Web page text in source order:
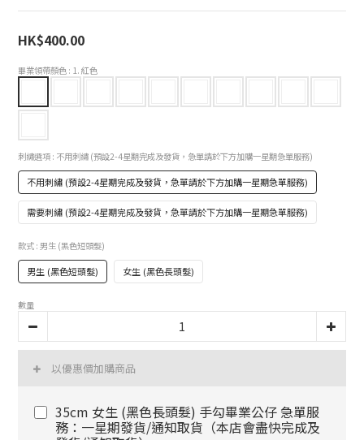
HK$400.00
畢業領帶顏色 : 1. 紅色
刺繡選項 : 不用刺繡 (預設2-4星期完成及發貨，急單請於下方加購一星期急單服務)
不用刺繡 (預設2-4星期完成及發貨，急單請於下方加購一星期急單服務)
需要刺繡 (預設2-4星期完成及發貨，急單請於下方加購一星期急單服務)
款式 : 男生 (黑色短頭髮)
男生 (黑色短頭髮) 女生 (黑色長頭髮)
數量
以優惠價加購商品
35cm 女生 (黑色長頭髮) 手勾畢業公仔 急單服
務：一星期發貨/通知取貨（本店會盡快完成及